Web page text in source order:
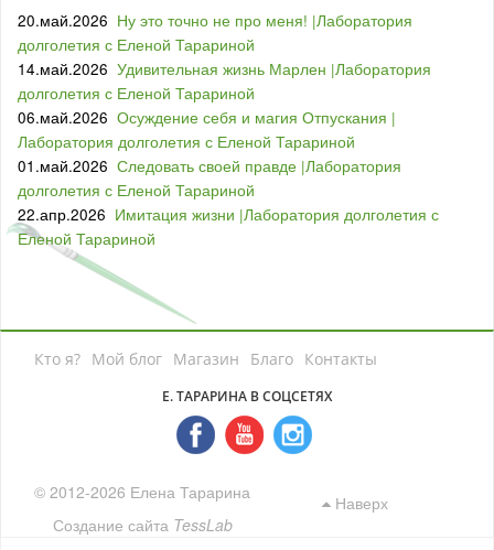
20.май.2026 Ну это точно не про меня! |Лаборатория
долголетия с Еленой Тарариной
14.май.2026 Удивительная жизнь Марлен |Лаборатория
долголетия с Еленой Тарариной
06.май.2026 Осуждение себя и магия Отпускания |
Лаборатория долголетия с Еленой Тарариной
01.май.2026 Следовать своей правде |Лаборатория
долголетия с Еленой Тарариной
22.апр.2026 Имитация жизни |Лаборатория долголетия с
Еленой Тарариной
Кто я? Мой блог Магазин Благо Контакты
Е. ТАРАРИНА В СОЦСЕТЯХ
© 2012-2026 Елена Тарарина
Создание сайта TessLab
Наверх